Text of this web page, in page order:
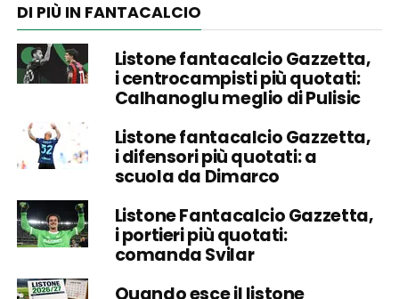
DI PIÙ IN FANTACALCIO
Listone fantacalcio Gazzetta,
i centrocampisti più quotati:
Calhanoglu meglio di Pulisic
Listone fantacalcio Gazzetta,
i difensori più quotati: a
scuola da Dimarco
Listone Fantacalcio Gazzetta,
i portieri più quotati:
comanda Svilar
Quando esce il listone